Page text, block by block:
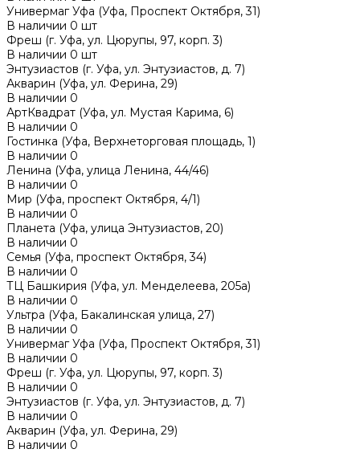
Универмаг Уфа (Уфа, Проспект Октября, 31)
В наличии 0 шт
Фреш (г‌. Уфа, ул. Цюрупы, 97, корп. 3)
В наличии 0 шт
Энтузиастов (г. Уфа, ул. Энтузиастов, д. 7)
Акварин (Уфа, ул. Ферина, 29)
В наличии 0
АртКвадрат (Уфа, ул. Мустая Карима, 6)
В наличии 0
Гостинка (Уфа, Верхнеторговая площадь, 1)
В наличии 0
Ленина (Уфа, улица Ленина, 44/46)
В наличии 0
Мир (Уфа, проспект Октября, 4/1)
В наличии 0
Планета (Уфа, улица Энтузиастов, 20)
В наличии 0
Семья (Уфа, проспект Октября, 34)
В наличии 0
ТЦ Башкирия (Уфа, ул. Менделеева, 205а)
В наличии 0
Ультра (Уфа, Бакалинская улица, 27)
В наличии 0
Универмаг Уфа (Уфа, Проспект Октября, 31)
В наличии 0
Фреш (г‌. Уфа, ул. Цюрупы, 97, корп. 3)
В наличии 0
Энтузиастов (г. Уфа, ул. Энтузиастов, д. 7)
В наличии 0
Акварин (Уфа, ул. Ферина, 29)
В наличии 0